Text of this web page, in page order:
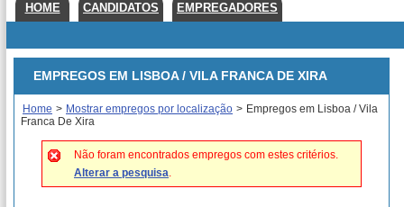
HOME CANDIDATOS EMPREGADORES
EMPREGOS EM LISBOA / VILA FRANCA DE XIRA
Home > Mostrar empregos por localização > Empregos em Lisboa / Vila
Franca De Xira
Não foram encontrados empregos com estes critérios.
Alterar a pesquisa.